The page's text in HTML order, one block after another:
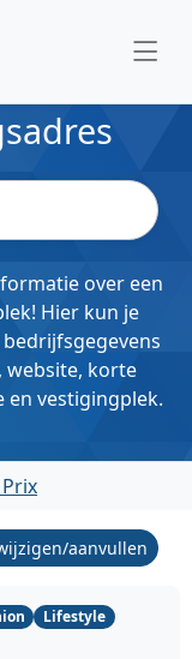
over een
Hier kun je
website, korte
en vestigingplek.
aanvullen
Lifestyle